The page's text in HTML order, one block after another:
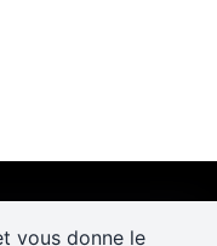
vous donne le